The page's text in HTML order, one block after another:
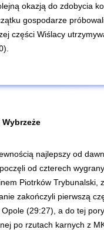
okazją do zdobycia
gospodarze
części Wiślacy
najlepszy od
od czterech
Piotrków
zakończyli pierwszą
(29:27), a do tej
po rzutach karnych z